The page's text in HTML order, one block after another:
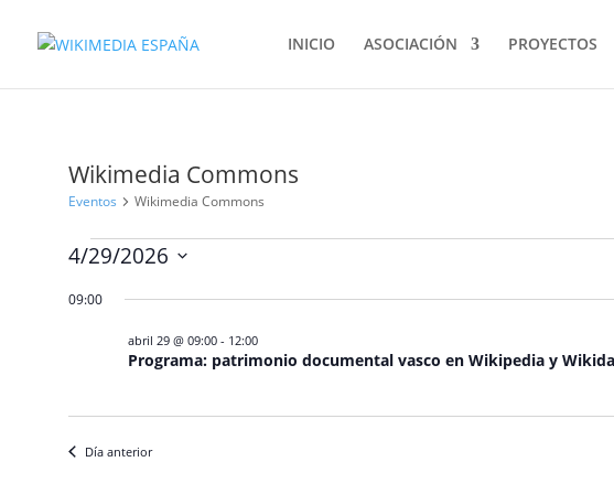
INICIO ASOCIACIÓN PROYECTOS
Wikimedia Commons
Eventos Wikimedia Commons
Eventos
abril
2026
4/29/2026
la
09:00
Programa: patrimonio documental vasco en Wikipedia y
abril 29 @ 09:00- 12:00
Día anterior